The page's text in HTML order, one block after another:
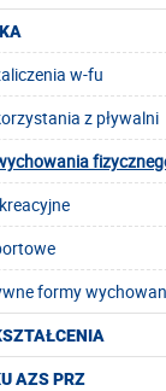
w-fu
z pływalni
formy
AZS PRZ